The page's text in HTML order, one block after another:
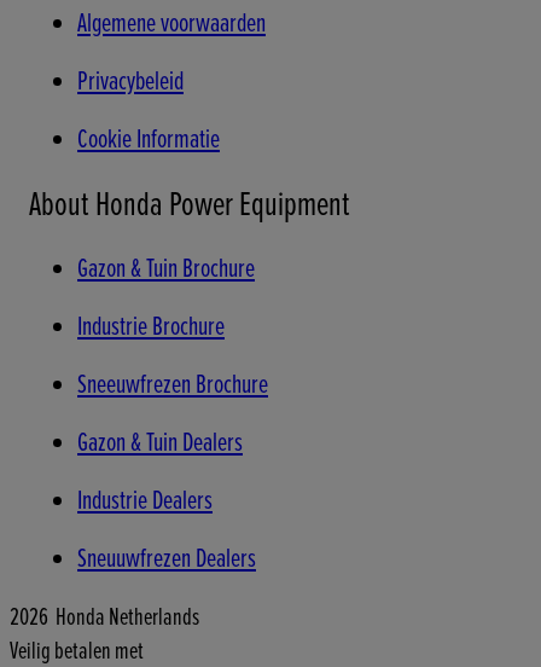
Algemene voorwaarden
Privacybeleid
Cookie Informatie
About Honda Power Equipment
Gazon & Tuin Brochure
Industrie Brochure
Sneeuwfrezen Brochure
Gazon & Tuin Dealers
Industrie Dealers
Sneuuwfrezen Dealers
2026 Honda Netherlands
Veilig betalen met